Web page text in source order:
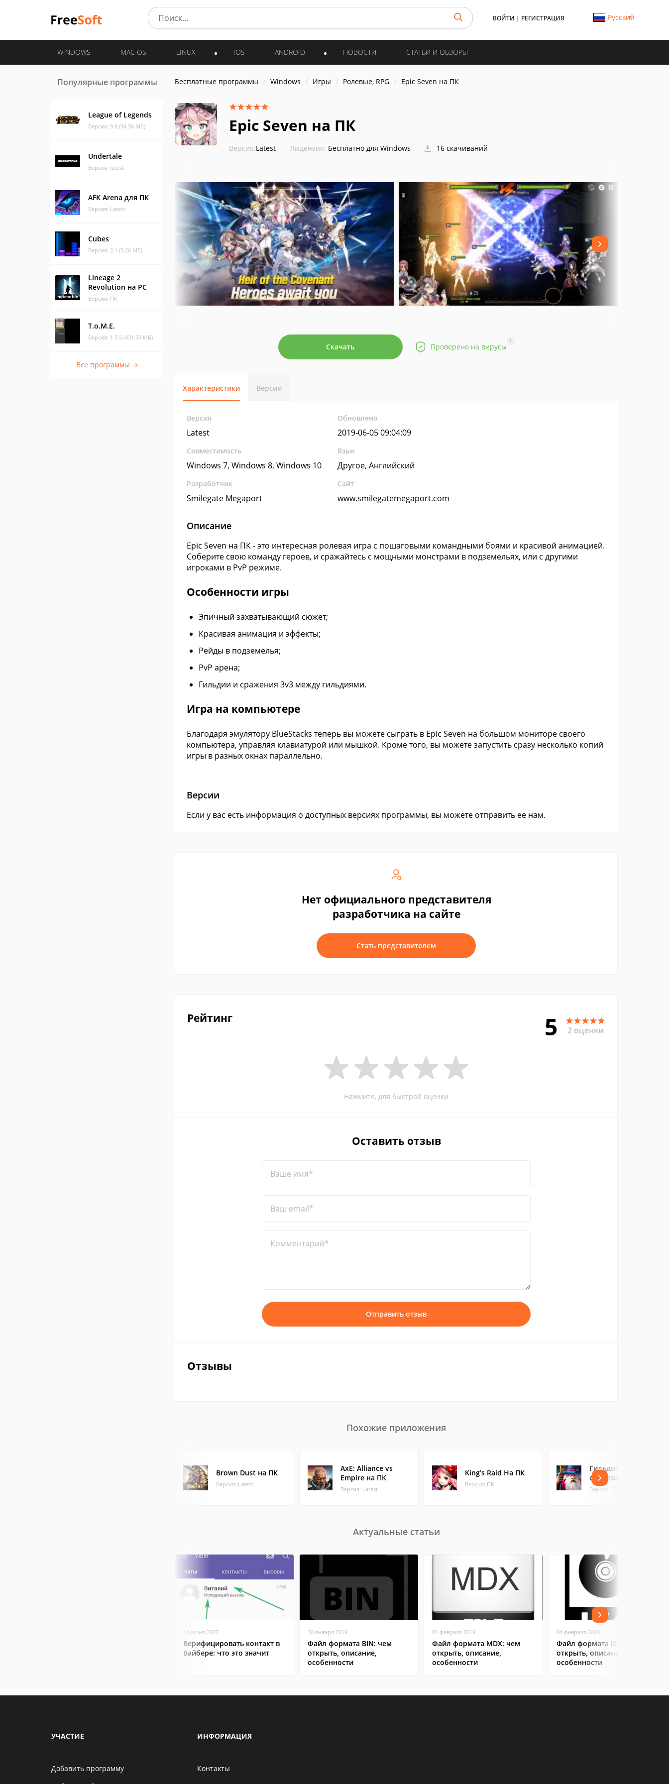
ВОЙТИ | РЕГИСТРАЦИЯ Русский
WINDOWS MAC OS LINUX IOS ANDROID НОВОСТИ СТАТЬИ И ОБЗОРЫ
Популярные программы
League of Legends
Версия: 9.8 (94.58 МБ)
Undertale
Версия: latest
AFK Arena для ПК
Версия: Latest
Cubes
Версия: 2.1 (3.26 МБ)
Lineage 2
Revolution на PC
Версия: ПК
T.o.M.E.
Версия: 1.5.5 (431.59 МБ)
Все программы →
Бесплатные программы Windows Игры Ролевые, RPG Epic Seven на ПК
Epic Seven на ПК
Версия:Latest Лицензия: Бесплатно для Windows 16 скачиваний
Скачать Проверено на вирусы
?
Характеристики Версии
Версия
Latest
Обновлено
2019-06-05 09:04:09
Совместимость
Windows 7, Windows 8, Windows 10
Язык
Другое, Английский
Разработчик
Smilegate Megaport
Сайт
www.smilegatemegaport.com
Описание
Epic Seven на ПК - это интересная ролевая игра с пошаговыми командными боями и красивой анимацией.
Соберите свою команду героев, и сражайтесь с мощными монстрами в подземельях, или с другими
игроками в PvP режиме.
Особенности игры
Эпичный захватывающий сюжет;
Красивая анимация и эффекты;
Рейды в подземелья;
PvP арена;
Гильдии и сражения 3v3 между гильдиями.
Игра на компьютере
Благодаря эмулятору BlueStacks теперь вы можете сыграть в Epic Seven на большом мониторе своего
компьютера, управляя клавиатурой или мышкой. Кроме того, вы можете запустить сразу несколько копий
игры в разных окнах параллельно.
Версии
Если у вас есть информация о доступных версиях программы, вы можете отправить ее нам.
Нет официального представителя
разработчика на сайте
Стать представителем
Рейтинг 5 2 оценки
Нажмите, для быстрой оценки
Оставить отзыв
Ваше имя*
Ваш email*
Комментарий*
Отправить отзыв
Отзывы
Похожие приложения
Brown Dust на ПК
Версия: Latest
AxE: Alliance vs
Empire на ПК
Версия: Latest
King’s Raid На ПК
Версия: ПК
Гильдия Героев —
фэнтези РПГ На ПК
Версия: ПК
Актуальные статьи
04 июня 2022
Верифицировать контакт в
Вайбере: что это значит
30 января 2019
Файл формата BIN: чем
открыть, описание,
особенности
01 февраля 2019
Файл формата MDX: чем
открыть, описание,
особенности
04 февраля 2019
Файл формата ISO: чем
открыть, описание,
особенности
УЧАСТИЕ
Добавить программу
ИНФОРМАЦИЯ
Контакты